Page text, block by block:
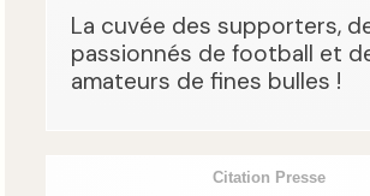
La cuvée des supporters,
passionnés de football et
amateurs de fines bulles !
Citation Presse